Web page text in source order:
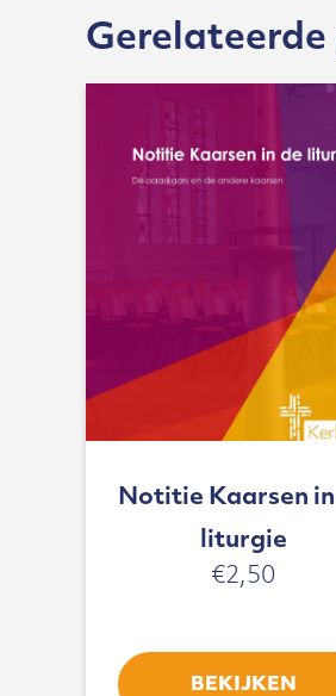
Notitie Kaarsen in
liturgie
€2,50
BEKIJKEN